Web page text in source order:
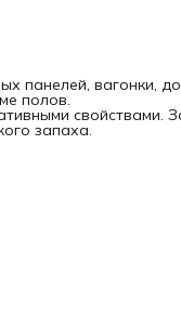
панелей, вагонки,
полов.
свойствами.
запаха.